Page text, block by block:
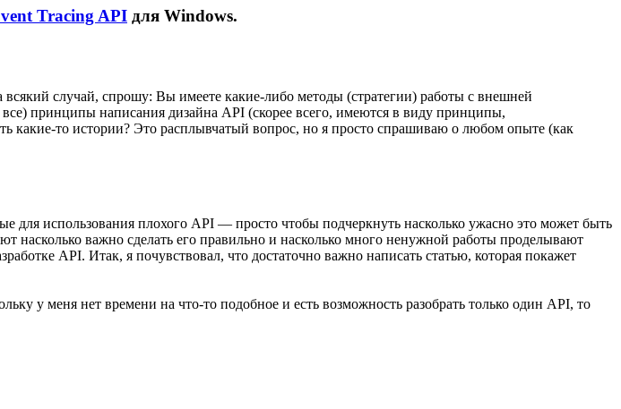
Tracing API для Windows.
случай, спрошу: Вы имеете какие-либо методы (стратегии) работы с внешней
принципы написания дизайна API (скорее всего, имеются в виду принципы,
какие-то истории? Это расплывчатый вопрос, но я просто спрашиваю о любом опыте (как
для использования плохого API — просто чтобы подчеркнуть насколько ужасно это может быть
насколько важно сделать его правильно и насколько много ненужной работы проделывают
API. Итак, я почувствовал, что достаточно важно написать статью, которая покажет
у меня нет времени на что-то подобное и есть возможность разобрать только один API, то